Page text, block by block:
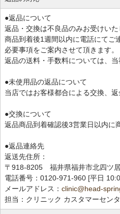
●返品について
返品・交換は不良品のみお受けいた
商品到着後1週間以内に電話にてご
必要事項をご案内させて頂きます。
返品の送料・手数料については、当
●未使用品の返品について
当店ではお客様都合による交換、返
●交換について
返品商品到着確認後3営業日以内に
●返品連絡先
返送先住所：
〒918-8205 福井県福井市北四ツ
電話番号：0120-971-960 [平日
メールアドレス： clinic@head-
担当：クリニック カスタマーセン